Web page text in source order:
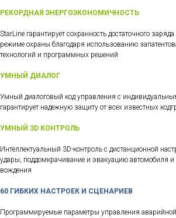
РЕКОРДНАЯ ЭНЕРГОЭКОНОМИЧНОСТЬ
StarLine гарантирует сохранность достаточного
режиме охраны благодаря использованию
технологий и программных решений
УМНЫЙ ДИАЛОГ
Умный диалоговый код управления c
гарантирует надежную защиту от всех известных
УМНЫЙ 3D КОНТРОЛЬ
Интеллектуальный 3D-контроль с дистанционной
удары, поддомкрачивание и эвакуацию автомобиля и
вождения
60 ГИБКИХ НАСТРОЕК И СЦЕНАРИЕВ
Программируемые параметры управления аварийной